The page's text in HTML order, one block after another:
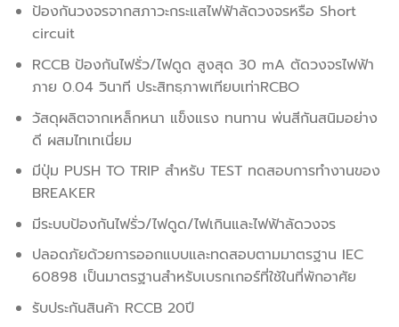
ป้องกันวงจรจากสภาวะกระแสไฟฟ้าลัดวงจรหรือ Short
circuit
RCCB ป้องกันไฟรั่ว/ไฟดูด สูงสุด 30 mA ตัดวงจรไฟฟ้า
ภาย 0.04 วินาที ประสิทธฺภาพเทียบเท่าRCBO
วัสดุผลิตจากเหล็กหนา แข็งแรง ทนทาน พ่นสีกันสนิมอย่าง
ดี ผสมไทเทเนี่ยม
มีปุ่ม PUSH TO TRIP สำหรับ TEST ทดสอบการทำงานของ
BREAKER
มีระบบป้องกันไฟรั่ว/ไฟดูด/ไฟเกินและไฟฟ้าลัดวงจร
ปลอดภัยด้วยการออกแบบและทดสอบตามมาตรฐาน IEC
60898 เป็นมาตรฐานสำหรับเบรกเกอร์ที่ใช้ในที่พักอาศัย
รับประกันสินค้า RCCB 20ปี